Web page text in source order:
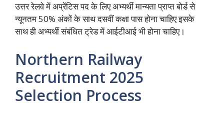
उत्तर रेलवे में अप्रेंटिस पद के लिए अभ्यर्थी मान्यता प्राप्त बोर्ड से
न्यूनतम 50% अंकों के साथ दसवीं कक्षा पास होना चाहिए इसके
साथ ही अभ्यर्थी संबंधित ट्रेड में आईटीआई भी होना चाहिए।
Northern Railway
Recruitment 2025
Selection Process